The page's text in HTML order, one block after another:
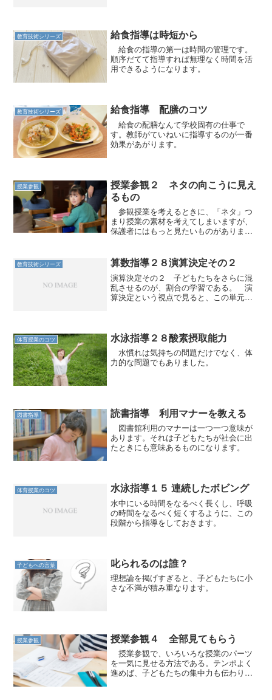
運動の一種なのである...
教育技術シリーズ 給食指導は時短から
給食の指導の第一は時間の管理です。
順序だてて指導すれば無理なく時間を活
用できるようになります。
教育技術シリーズ 給食指導 配膳のコツ
給食の配膳なんて学校固有の仕事で
す。教師がていねいに指導するのが一番
効果があがります。
授業参観
授業参観２ ネタの向こうに見え
るもの
参観授業を考えるときに、「ネタ」つ
まり授業の素材を考えてしまいますが、
保護者にはもっと見たいものがありま
教育技術シリーズ 算数指導２８演算決定その２
演算決定その２ 子どもたちをさらに混
乱させるのが、割合の学習である。 演
算決定という視点で見ると、この単元は
る数で、どちらの数がわら...
体育授業のコツ 水泳指導２８酸素摂取能力
水慣れは気持ちの問題だけでなく、体
力的な問題でもありました。
図書指導 読書指導 利用マナーを教える
図書館利用のマナーは一つ一つ意味が
あります。それは子どもたちが社会に出
たときにも意味あるものになります。
体育授業のコツ 水泳指導１５ 連続したボビング
水中にいる時間をなるべく長くし、呼吸
の時間をなるべく短くするように、この
段階から指導をしておきます。
子どもへの言葉 叱られるのは誰？
理想論を掲げすぎると、子どもたちに小
さな不満が積み重なります。
授業参観 授業参観４ 全部見てもらう
授業参観で、いろいろな授業のパーツ
を一気に見せる方法である。テンポよく
進めば、子どもたちの集中力も伝わりま